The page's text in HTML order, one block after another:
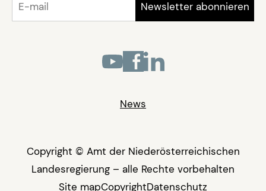
News
Copyright © Amt der Niederösterreichischen
Landesregierung – alle Rechte vorbehalten
Site mapCopyrightDatenschutz